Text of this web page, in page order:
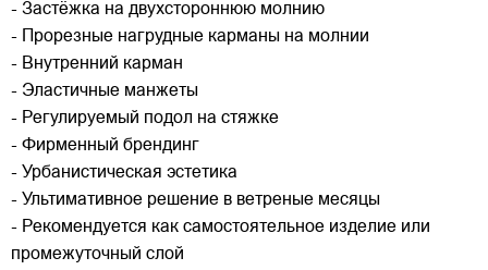
- Застёжка на двухстороннюю молнию
- Прорезные нагрудные карманы на молнии
- Внутренний карман
- Эластичные манжеты
- Регулируемый подол на стяжке
- Фирменный брендинг
- Урбанистическая эстетика
- Ультимативное решение в ветреные месяцы
- Рекомендуется как самостоятельное изделие или
промежуточный слой